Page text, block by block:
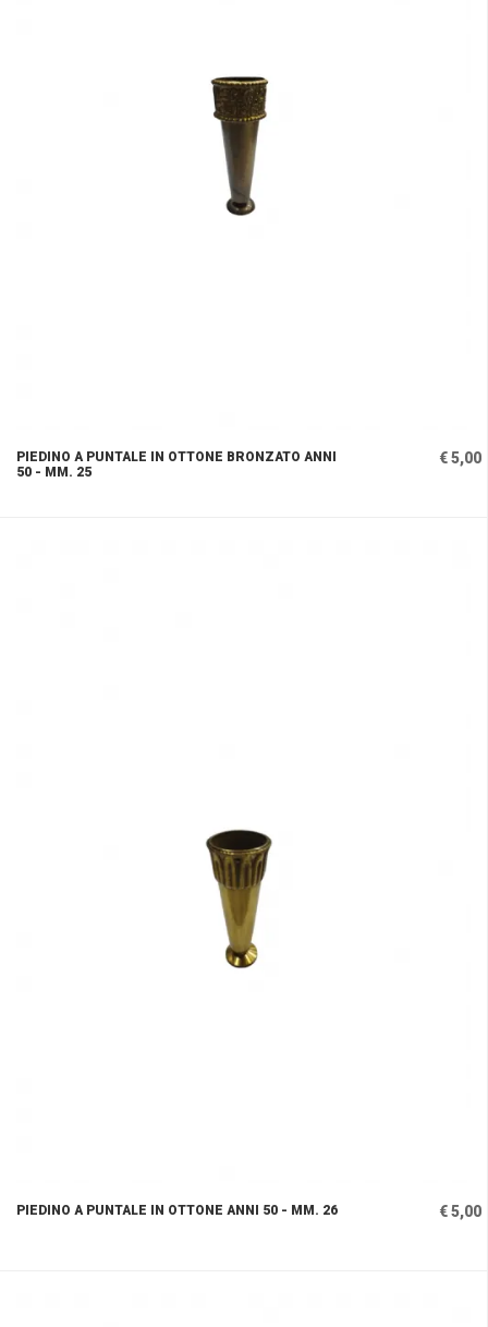
PIEDINO A PUNTALE IN OTTONE BRONZATO ANNI
50 - MM. 25
€ 5,00
PIEDINO A PUNTALE IN OTTONE ANNI 50 - MM. 26 € 5,00